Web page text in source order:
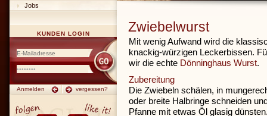
Jobs
KUNDEN LOGIN
Anmelden vergessen?
Zwiebelwurst
Mit wenig Aufwand wird die
knackig-würzigen Leckerbissen.
wir die echte Dönninghaus Wurst.
Zubereitung
Die Zwiebeln schälen, in
oder breite Halbringe schneiden
Pfanne mit etwas Öl glasig